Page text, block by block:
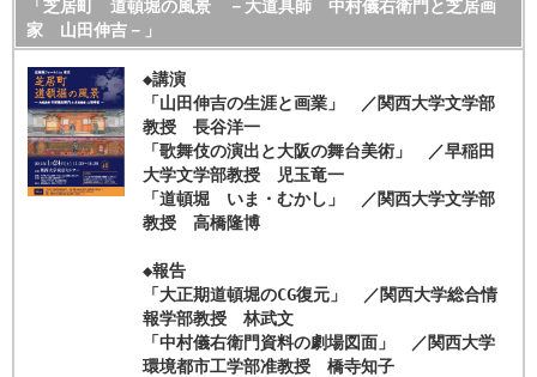
「芝居町 道頓堀の風景 －大道具師 中村儀右衛門と芝居画
家 山田伸吉－」
◆講演
「山田伸吉の生涯と画業」 ／関西大学文学部
教授 長谷洋一
「歌舞伎の演出と大阪の舞台美術」 ／早稲田
大学文学部教授 児玉竜一
「道頓堀 いま・むかし」 ／関西大学文学部
教授 高橋隆博
◆報告
「大正期道頓堀のCG復元」 ／関西大学総合情
報学部教授 林武文
「中村儀右衛門資料の劇場図面」 ／関西大学
環境都市工学部准教授 橋寺知子